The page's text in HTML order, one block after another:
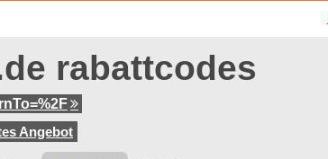
rabattcodes
Angebot